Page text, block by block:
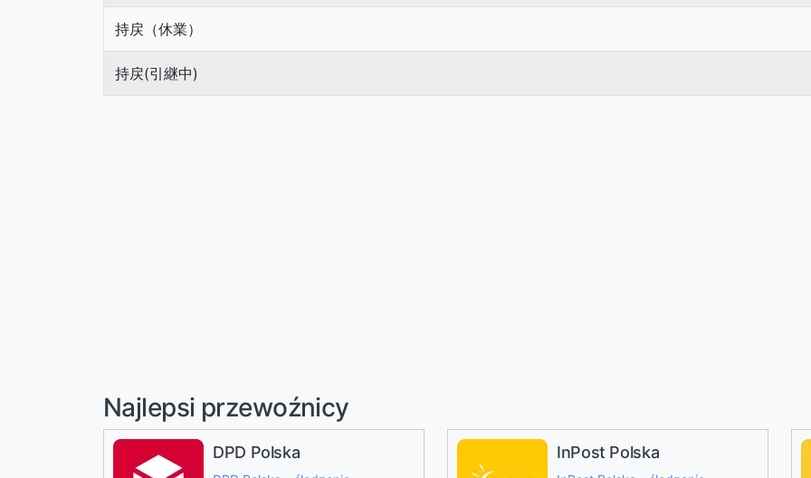
持戻（休業）
持戻(引継中)
Najlepsi przewoźnicy
DPD Polska InPost Polska